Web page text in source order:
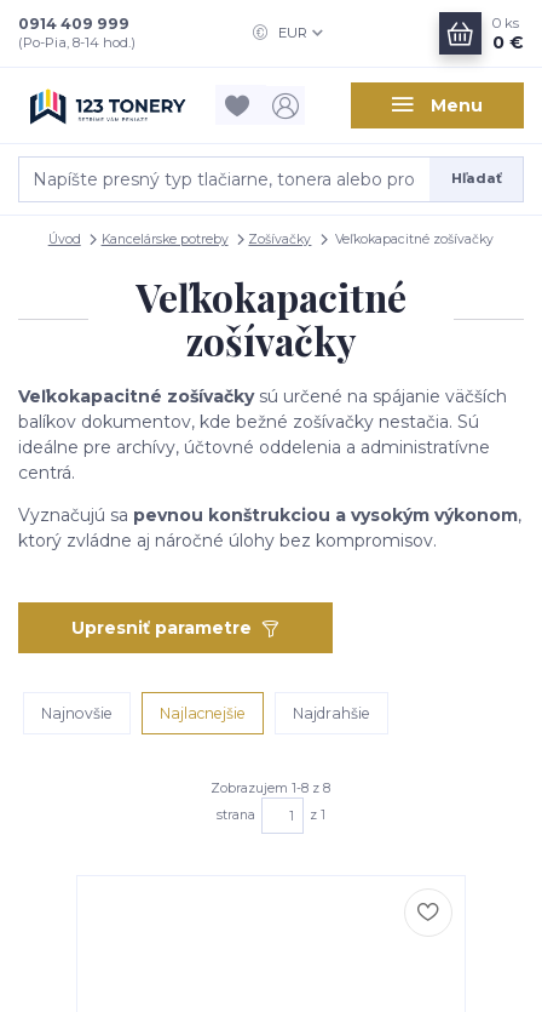
Menu
EUR
Hľadať
0914 409 999
(Po-Pia, 8-14 hod.)
0 ks
0 €
Úvod Kancelárske potreby Zošívačky Veľkokapacitné zošívačky
Veľkokapacitné
zošívačky
Veľkokapacitné zošívačkysú určené na spájanie väčších
balíkov dokumentov, kde bežné zošívačky nestačia. Sú
ideálne pre archívy, účtovné oddelenia a administratívne
centrá.
Vyznačujú sa pevnou konštrukciou a vysokým výkonom,
ktorý zvládne aj náročné úlohy bez kompromisov.
Upresniť parametre
Najnovšie Najlacnejšie Najdrahšie
Zobrazujem 1-8 z 8
strana
z 1